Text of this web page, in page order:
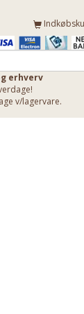
erhverv
v/lagervare.